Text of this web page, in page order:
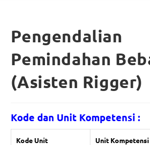
Pengendalian
Pemindahan
(Asisten Rigger)
Kode dan Unit Kompetensi :
Kode Unit Unit Kompetensi